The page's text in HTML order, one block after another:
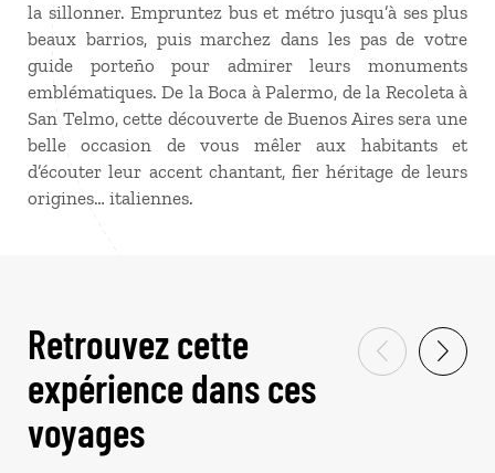
la sillonner. Empruntez bus et métro jusqu’à ses plus
beaux barrios, puis marchez dans les pas de votre
guide porteño pour admirer leurs monuments
emblématiques. De la Boca à Palermo, de la Recoleta à
San Telmo, cette découverte de Buenos Aires sera une
belle occasion de vous mêler aux habitants et
d’écouter leur accent chantant, fier héritage de leurs
origines… italiennes.
Retrouvez cette
expérience dans ces
voyages